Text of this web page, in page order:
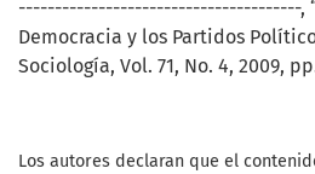
---------------------------------------,
Democracia y los Partidos
Sociología, Vol. 71, No. 4, 2009, pp.
Los autores declaran que el